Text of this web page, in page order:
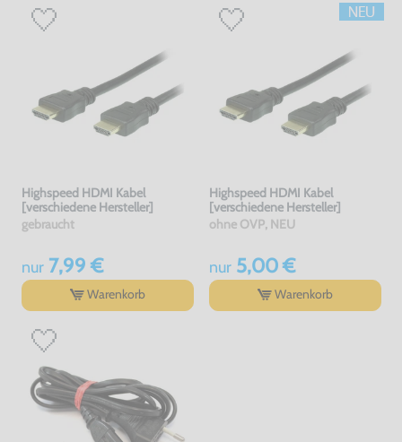
Highspeed HDMI Kabel
[verschiedene Hersteller]
gebraucht
nur7,99 €
Warenkorb
Highspeed HDMI Kabel
[verschiedene Hersteller]
ohne OVP, NEU
nur5,00 €
Warenkorb